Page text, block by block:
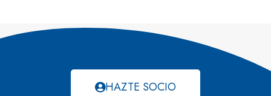
HAZTE SOCIO